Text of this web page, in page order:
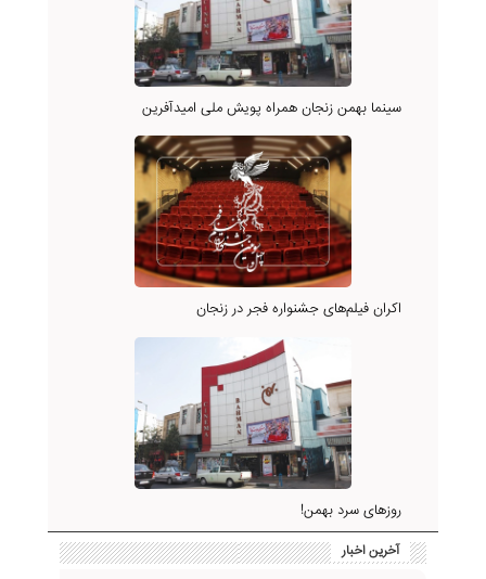
سینما بهمن زنجان همراه پویش ملی امیدآفرین
اکران فیلم‌های جشنواره فجر در زنجان
روزهای سرد بهمن!
آخرین اخبار